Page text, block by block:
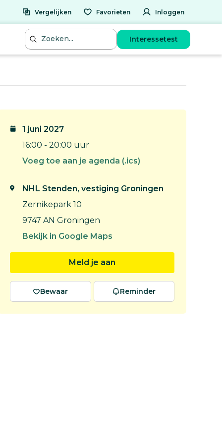
Vergelijken Favorieten Inloggen
Interessetest
1 juni 2027
16:00 - 20:00 uur
Voeg toe aan je agenda (.ics)
NHL Stenden, vestiging Groningen
Zernikepark 10
9747 AN Groningen
Bekijk in Google Maps
Meld je aan
Bewaar Reminder